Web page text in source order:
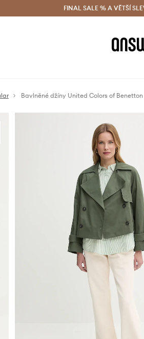
a vrácení zdarma (od 1800 Kč)
FINAL SALE % A VĚTŠÍ
Bavlněné džíny United Colors of Benetton